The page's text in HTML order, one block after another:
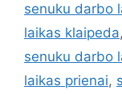
senuku darbo
laikas klaipeda,
senuku darbo
laikas prienai,